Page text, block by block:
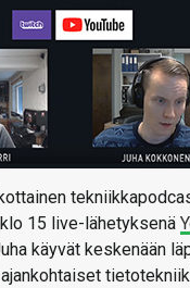
15 live-lähetyksenä
käyvät keskenään